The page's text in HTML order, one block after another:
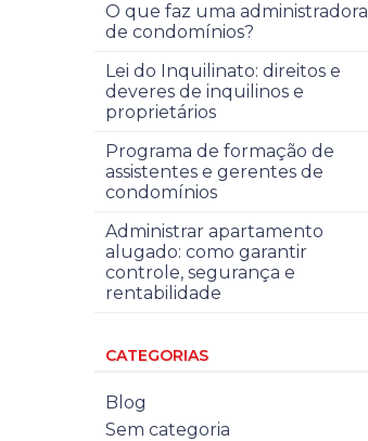
O que faz uma administradora
de condomínios?
Lei do Inquilinato: direitos e
deveres de inquilinos e
proprietários
Programa de formação de
assistentes e gerentes de
condomínios
Administrar apartamento
alugado: como garantir
controle, segurança e
rentabilidade
CATEGORIAS
Blog
Sem categoria